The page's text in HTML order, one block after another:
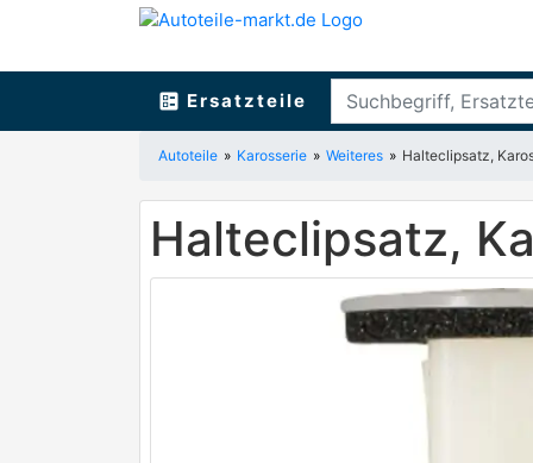
ballot Ersatzteile
Autoteile Karosserie Weiteres Halteclipsatz,
Halteclipsatz,